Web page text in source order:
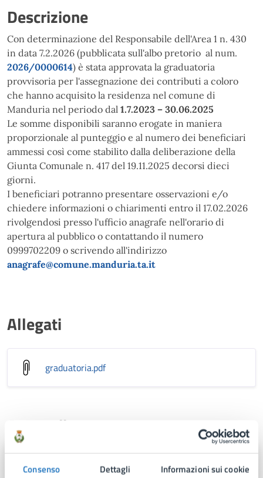
Consenso Dettagli Informazioni sui cookie
Descrizione
Con determinazione del Responsabile dell'Area 1 n. 430
in data 7.2.2026 (pubblicata sull'albo pretorio al num.
2026/0000614) è stata approvata la graduatoria
provvisoria per l'assegnazione dei contributi a coloro
che hanno acquisito la residenza nel comune di
Manduria nel periodo dal 1.7.2023 – 30.06.2025
Le somme disponibili saranno erogate in maniera
proporzionale al punteggio e al numero dei beneficiari
ammessi così come stabilito dalla deliberazione della
Giunta Comunale n. 417 del 19.11.2025 decorsi dieci
giorni.
I beneficiari potranno presentare osservazioni e/o
chiedere informazioni o chiarimenti entro il 17.02.2026
rivolgendosi presso l'ufficio anagrafe nell'orario di
apertura al pubblico o contattando il numero
0999702209 o scrivendo all'indirizzo
anagrafe@comune.manduria.ta.it
Allegati
graduatoria.pdf
A cura di